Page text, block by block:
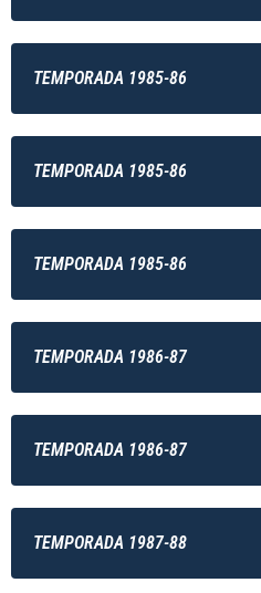
TEMPORADA 1985-86
TEMPORADA 1985-86
TEMPORADA 1985-86
TEMPORADA 1986-87
TEMPORADA 1986-87
TEMPORADA 1987-88